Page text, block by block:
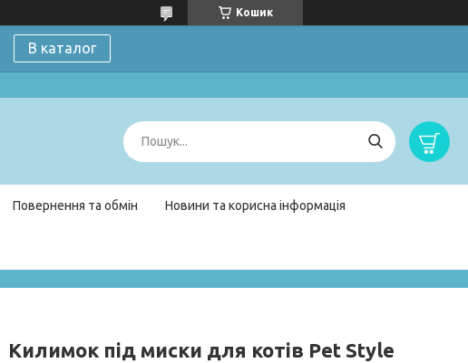
Кошик
В каталог
Повернення та обмін Новини та корисна інформація
Килимок під миски для котів Pet Style